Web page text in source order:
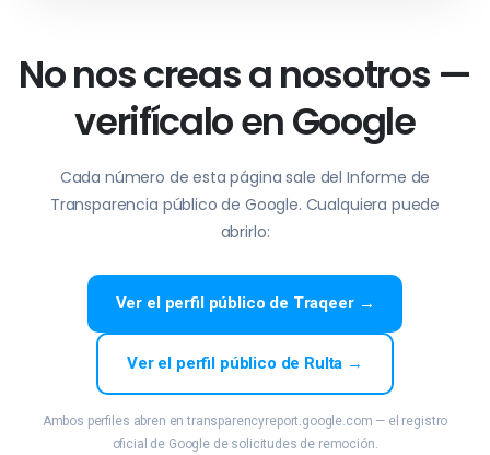
No nos creas a nosotros —
verifícalo en Google
Cada número de esta página sale del Informe de
Transparencia público de Google. Cualquiera puede
abrirlo:
Ver el perfil público de Traqeer →
Ver el perfil público de Rulta →
Ambos perfiles abren en transparencyreport.google.com — el registro
oficial de Google de solicitudes de remoción.